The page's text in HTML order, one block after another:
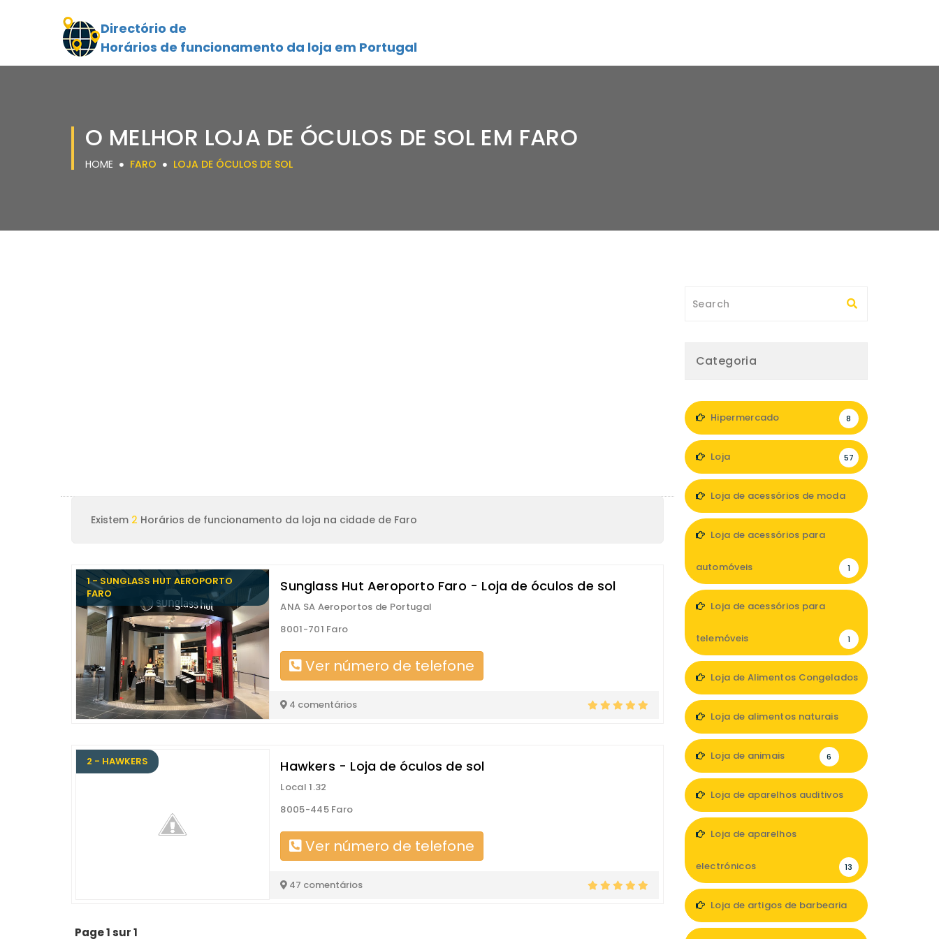
Directório de
Horários de funcionamento da loja em Portugal
O MELHOR LOJA DE ÓCULOS DE SOL EM FARO
HOME FARO LOJA DE ÓCULOS DE SOL
Existem 2 Horários de funcionamento da loja na cidade de Faro
1 - SUNGLASS HUT AEROPORTO
FARO
Sunglass Hut Aeroporto Faro - Loja de óculos de sol
ANA SA Aeroportos de Portugal
8001-701 Faro
Ver número de telefone
4 comentários
2 - HAWKERS Hawkers - Loja de óculos de sol
Local 1.32
8005-445 Faro
Ver número de telefone
47 comentários
Page 1 sur 1
Categoria
Hipermercado 8
Loja 57
Loja de acessórios de moda
Loja de acessórios para
automóveis 1
Loja de acessórios para
telemóveis 1
Loja de Alimentos Congelados
Loja de alimentos naturais
Loja de animais 6
Loja de aparelhos auditivos
Loja de aparelhos
electrónicos 13
Loja de artigos de barbearia